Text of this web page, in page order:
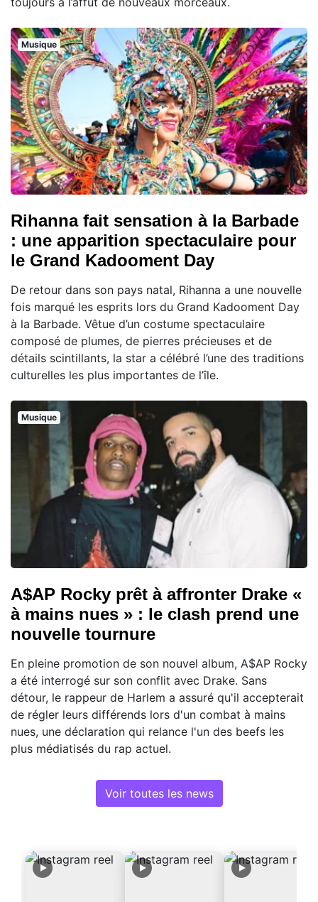
Musique
Rihanna fait sensation à la Barbade
: une apparition spectaculaire pour
le Grand Kadooment Day
De retour dans son pays natal, Rihanna a une nouvelle
fois marqué les esprits lors du Grand Kadooment Day
à la Barbade. Vêtue d’un costume spectaculaire
composé de plumes, de pierres précieuses et de
détails scintillants, la star a célébré l’une des traditions
culturelles les plus importantes de l’île.
Musique
A$AP Rocky prêt à affronter Drake «
à mains nues » : le clash prend une
nouvelle tournure
En pleine promotion de son nouvel album, A$AP Rocky
a été interrogé sur son conflit avec Drake. Sans
détour, le rappeur de Harlem a assuré qu'il accepterait
de régler leurs différends lors d'un combat à mains
nues, une déclaration qui relance l'un des beefs les
plus médiatisés du rap actuel.
Voir toutes les news